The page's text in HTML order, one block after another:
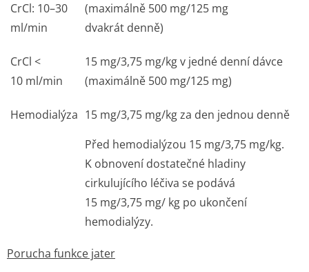
CrCl: 10–30
ml/min
(maximálně 500 mg/125 mg
dvakrát denně)
CrCl <
10 ml/min
15 mg/3,75 mg/kg v jedné denní dávce
(maximálně 500 mg/125 mg)
Hemodialýza 15 mg/3,75 mg/kg za den jednou denně
Před hemodialýzou 15 mg/3,75 mg/kg.
K obnovení dostatečné hladiny
cirkulujícího léčiva se podává
15 mg/3,75 mg/ kg po ukončení
hemodialýzy.
Porucha funkce jater